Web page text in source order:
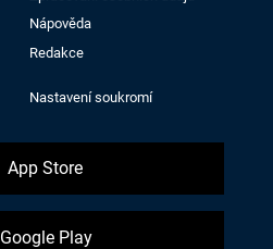
Nápověda
Redakce
Nastavení soukromí
App Store
Google Play